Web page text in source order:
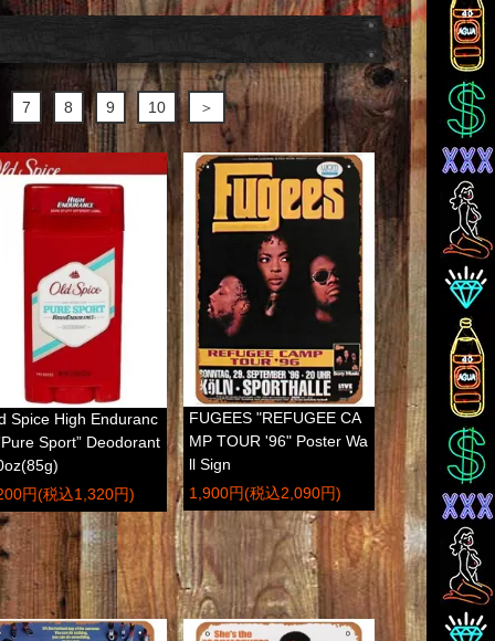
7 8 9 10 ＞
Spice High Enduranc
Sport” Deodorant
円(税込1,320円)
FUGEES "REFUGEE CA
MP TOUR '96" Poster Wa
ll Sign
1,900円(税込2,090円)